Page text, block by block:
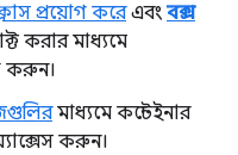
প্রয়োগ করেএবং বক্স
করার মাধ্যমে
করুন।
মাধ্যমে কন্টেইনার
করুন।